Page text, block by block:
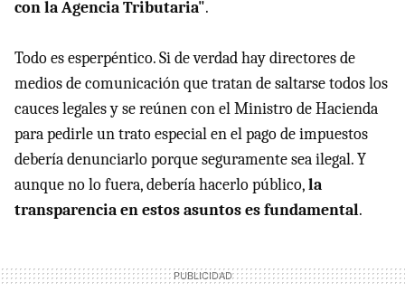
con la Agencia Tributaria".
Todo es esperpéntico. Si de verdad hay directores de
medios de comunicación que tratan de saltarse todos los
cauces legales y se reúnen con el Ministro de Hacienda
para pedirle un trato especial en el pago de impuestos
debería denunciarlo porque seguramente sea ilegal. Y
aunque no lo fuera, debería hacerlo público,la
transparencia en estos asuntos es fundamental.